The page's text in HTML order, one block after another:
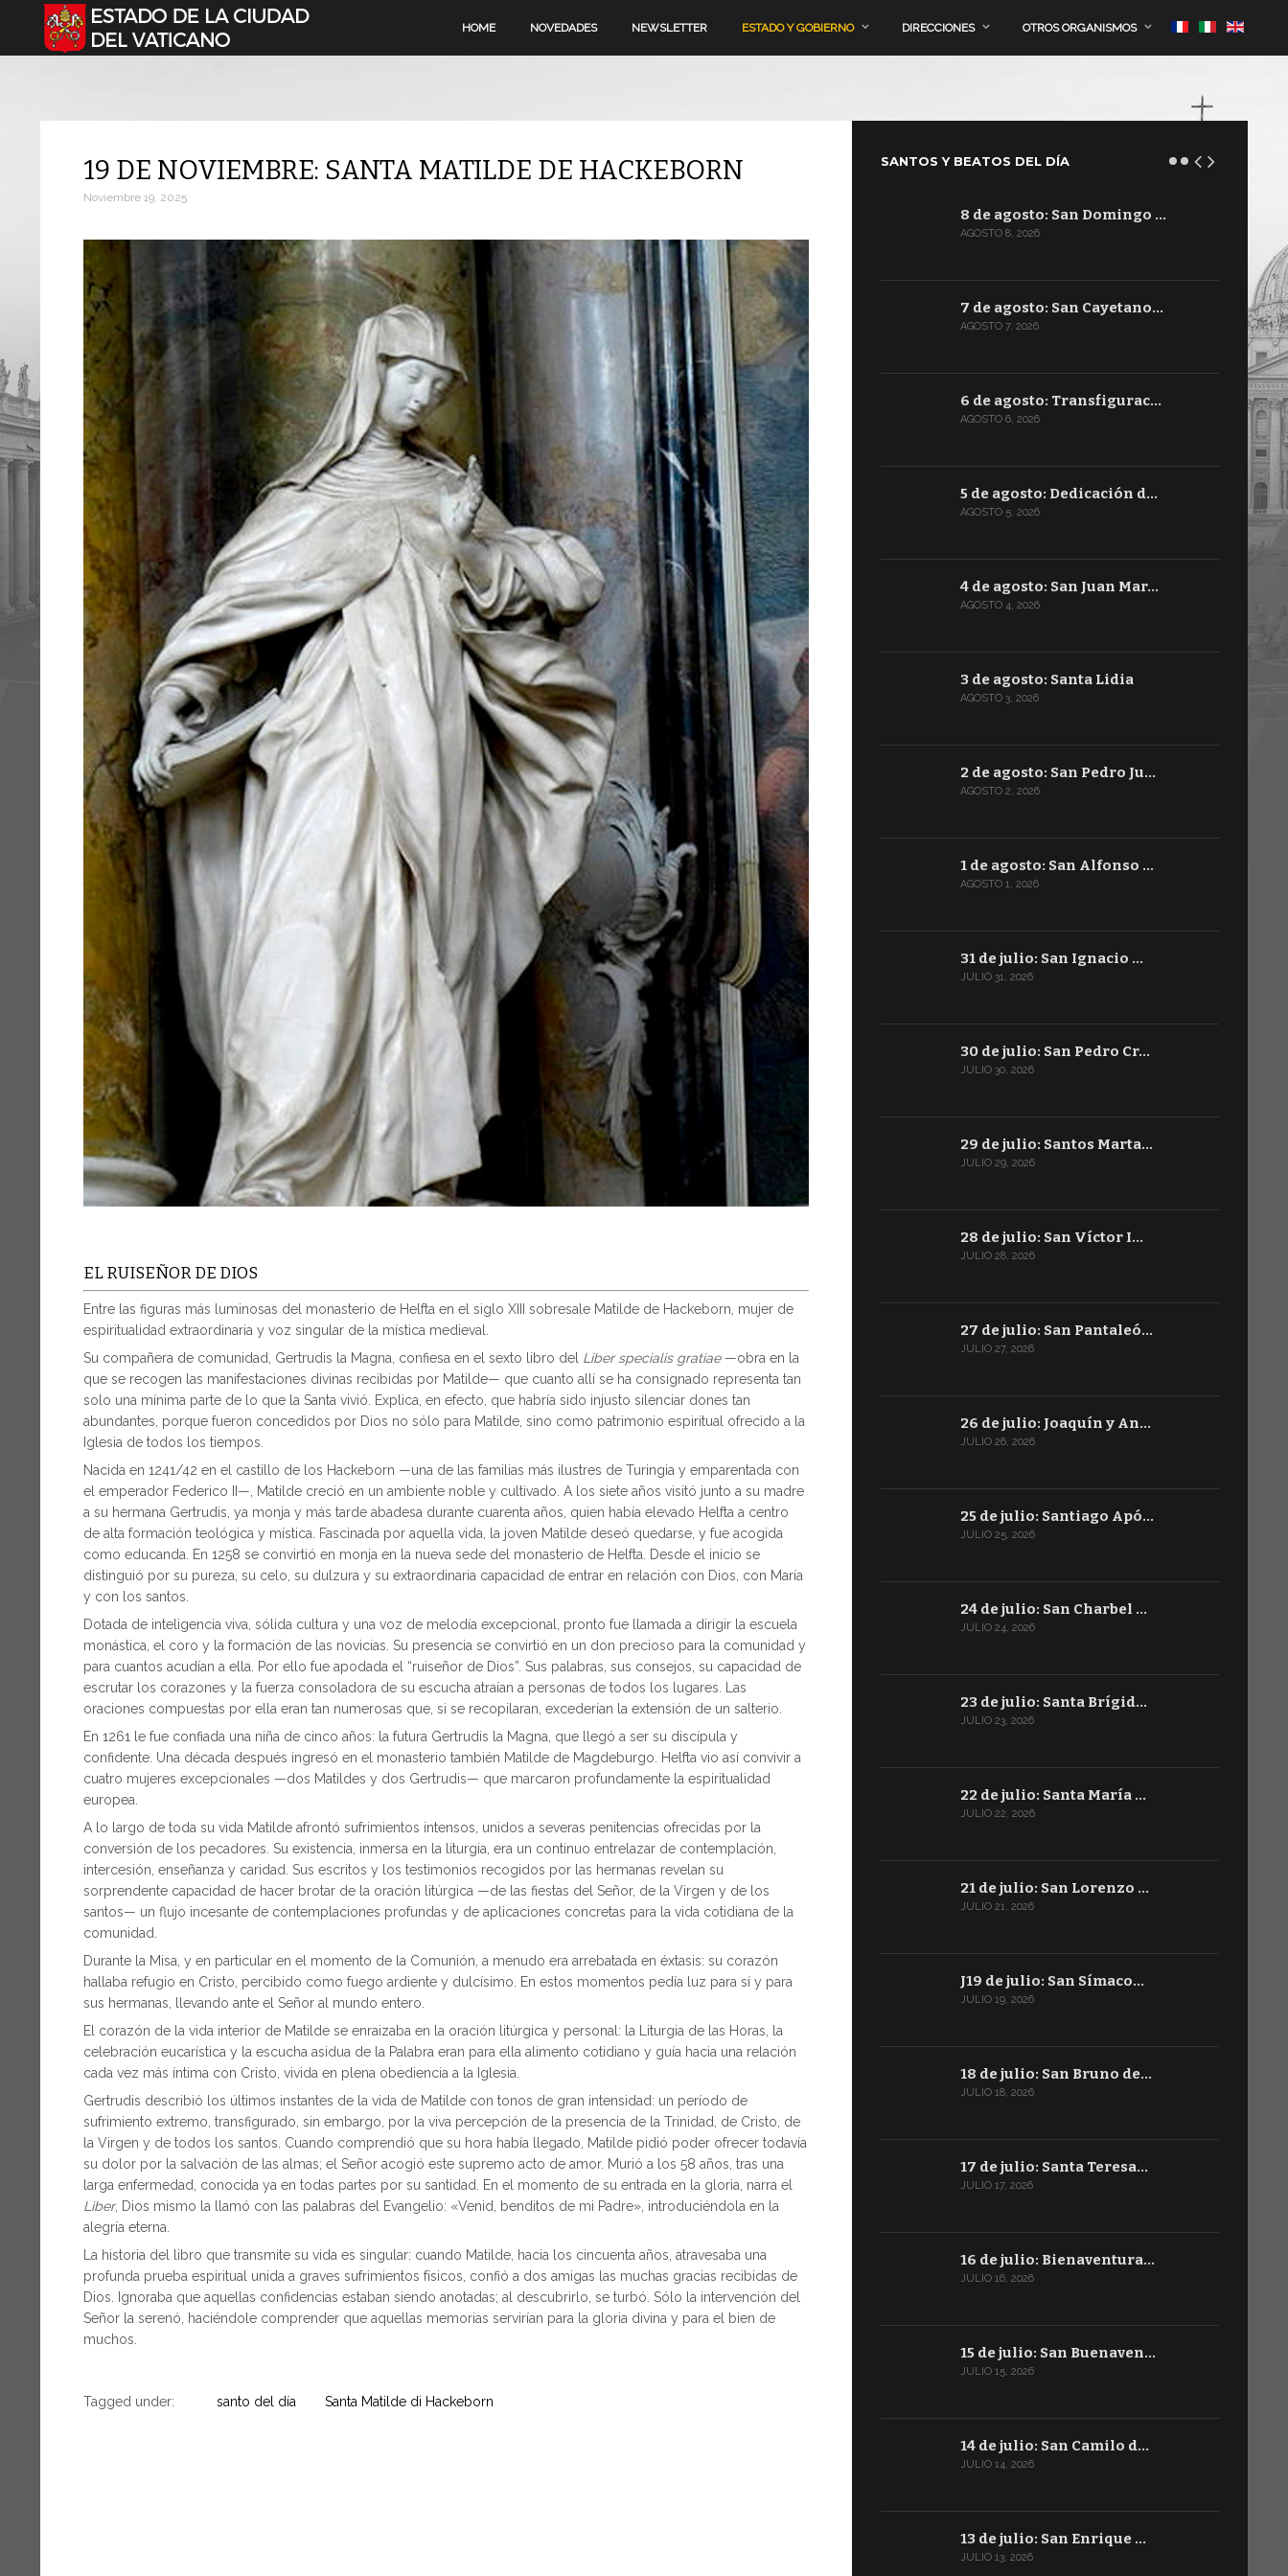
Seleccione su idioma HOME NOVEDADES NEWSLETTER ESTADO Y GOBIERNO DIRECCIONES OTROS ORGANISMOS
19 DE NOVIEMBRE: SANTA MATILDE DE HACKEBORN
Noviembre 19, 2025
EL RUISEÑOR DE DIOS
Entre las figuras más luminosas del monasterio de Helfta en el siglo XIII sobresale Matilde de Hackeborn, mujer de
espiritualidad extraordinaria y voz singular de la mística medieval.
Su compañera de comunidad, Gertrudis la Magna, confiesa en el sexto libro del Liber specialis gratiae—obra en la
que se recogen las manifestaciones divinas recibidas por Matilde— que cuanto allí se ha consignado representa tan
solo una mínima parte de lo que la Santa vivió. Explica, en efecto, que habría sido injusto silenciar dones tan
abundantes, porque fueron concedidos por Dios no sólo para Matilde, sino como patrimonio espiritual ofrecido a la
Iglesia de todos los tiempos.
Nacida en 1241/42 en el castillo de los Hackeborn —una de las familias más ilustres de Turingia y emparentada con
el emperador Federico II—, Matilde creció en un ambiente noble y cultivado. A los siete años visitó junto a su madre
a su hermana Gertrudis, ya monja y más tarde abadesa durante cuarenta años, quien había elevado Helfta a centro
de alta formación teológica y mística. Fascinada por aquella vida, la joven Matilde deseó quedarse, y fue acogida
como educanda. En 1258 se convirtió en monja en la nueva sede del monasterio de Helfta. Desde el inicio se
distinguió por su pureza, su celo, su dulzura y su extraordinaria capacidad de entrar en relación con Dios, con María
y con los santos.
Dotada de inteligencia viva, sólida cultura y una voz de melodía excepcional, pronto fue llamada a dirigir la escuela
monástica, el coro y la formación de las novicias. Su presencia se convirtió en un don precioso para la comunidad y
para cuantos acudían a ella. Por ello fue apodada el “ruiseñor de Dios”. Sus palabras, sus consejos, su capacidad de
escrutar los corazones y la fuerza consoladora de su escucha atraían a personas de todos los lugares. Las
oraciones compuestas por ella eran tan numerosas que, si se recopilaran, excederían la extensión de un salterio.
En 1261 le fue confiada una niña de cinco años: la futura Gertrudis la Magna, que llegó a ser su discípula y
confidente. Una década después ingresó en el monasterio también Matilde de Magdeburgo. Helfta vio así convivir a
cuatro mujeres excepcionales —dos Matildes y dos Gertrudis— que marcaron profundamente la espiritualidad
europea.
A lo largo de toda su vida Matilde afrontó sufrimientos intensos, unidos a severas penitencias ofrecidas por la
conversión de los pecadores. Su existencia, inmersa en la liturgia, era un continuo entrelazar de contemplación,
intercesión, enseñanza y caridad. Sus escritos y los testimonios recogidos por las hermanas revelan su
sorprendente capacidad de hacer brotar de la oración litúrgica —de las fiestas del Señor, de la Virgen y de los
santos— un flujo incesante de contemplaciones profundas y de aplicaciones concretas para la vida cotidiana de la
comunidad.
Durante la Misa, y en particular en el momento de la Comunión, a menudo era arrebatada en éxtasis: su corazón
hallaba refugio en Cristo, percibido como fuego ardiente y dulcísimo. En estos momentos pedía luz para sí y para
sus hermanas, llevando ante el Señor al mundo entero.
El corazón de la vida interior de Matilde se enraizaba en la oración litúrgica y personal: la Liturgia de las Horas, la
celebración eucarística y la escucha asidua de la Palabra eran para ella alimento cotidiano y guía hacia una relación
cada vez más íntima con Cristo, vivida en plena obediencia a la Iglesia.
Gertrudis describió los últimos instantes de la vida de Matilde con tonos de gran intensidad: un período de
sufrimiento extremo, transfigurado, sin embargo, por la viva percepción de la presencia de la Trinidad, de Cristo, de
la Virgen y de todos los santos. Cuando comprendió que su hora había llegado, Matilde pidió poder ofrecer todavía
su dolor por la salvación de las almas; el Señor acogió este supremo acto de amor. Murió a los 58 años, tras una
larga enfermedad, conocida ya en todas partes por su santidad. En el momento de su entrada en la gloria, narra el
Liber, Dios mismo la llamó con las palabras del Evangelio: «Venid, benditos de mi Padre», introduciéndola en la
alegría eterna.
La historia del libro que transmite su vida es singular: cuando Matilde, hacia los cincuenta años, atravesaba una
profunda prueba espiritual unida a graves sufrimientos físicos, confió a dos amigas las muchas gracias recibidas de
Dios. Ignoraba que aquellas confidencias estaban siendo anotadas; al descubrirlo, se turbó. Sólo la intervención del
Señor la serenó, haciéndole comprender que aquellas memorias servirían para la gloria divina y para el bien de
muchos.
Tagged under: santo del día Santa Matilde di Hackeborn
SANTOS Y BEATOS DEL DÍA
8 de agosto: San Domingo …
AGOSTO 8, 2026
7 de agosto: San Cayetano…
AGOSTO 7, 2026
6 de agosto: Transfigurac…
AGOSTO 6, 2026
5 de agosto: Dedicación d…
AGOSTO 5, 2026
4 de agosto: San Juan Mar…
AGOSTO 4, 2026
3 de agosto: Santa Lidia
AGOSTO 3, 2026
2 de agosto: San Pedro Ju…
AGOSTO 2, 2026
1 de agosto: San Alfonso …
AGOSTO 1, 2026
31 de julio: San Ignacio …
JULIO 31, 2026
30 de julio: San Pedro Cr…
JULIO 30, 2026
29 de julio: Santos Marta…
JULIO 29, 2026
28 de julio: San Víctor I…
JULIO 28, 2026
27 de julio: San Pantaleó…
JULIO 27, 2026
26 de julio: Joaquín y An…
JULIO 26, 2026
25 de julio: Santiago Apó…
JULIO 25, 2026
24 de julio: San Charbel …
JULIO 24, 2026
23 de julio: Santa Brígid…
JULIO 23, 2026
22 de julio: Santa María …
JULIO 22, 2026
21 de julio: San Lorenzo …
JULIO 21, 2026
J19 de julio: San Símaco…
JULIO 19, 2026
18 de julio: San Bruno de…
JULIO 18, 2026
17 de julio: Santa Teresa…
JULIO 17, 2026
16 de julio: Bienaventura…
JULIO 16, 2026
15 de julio: San Buenaven…
JULIO 15, 2026
14 de julio: San Camilo d…
JULIO 14, 2026
13 de julio: San Enrique …
JULIO 13, 2026